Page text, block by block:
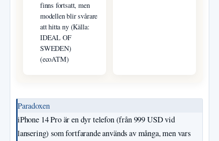
finns fortsatt, men
modellen blir svårare
att hitta ny (Källa:
IDEAL OF
SWEDEN)
(ecoATM)
Paradoxen
iPhone 14 Pro är en dyr telefon (från 999 USD vid
lansering) som fortfarande används av många, men vars